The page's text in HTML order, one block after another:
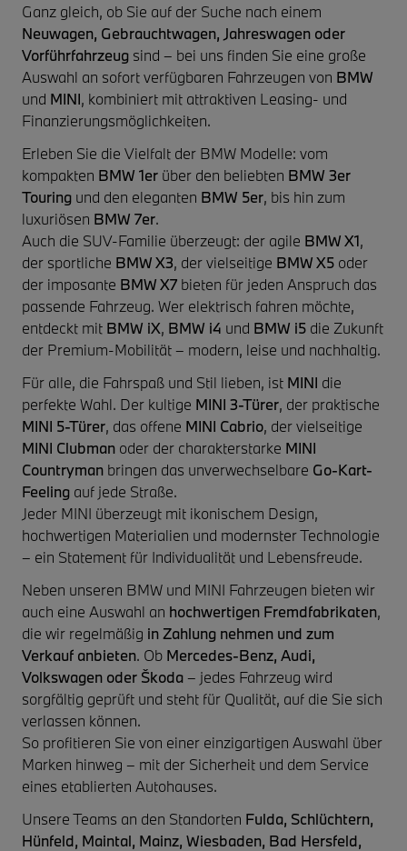
Ganz gleich, ob Sie auf der Suche nach einem
Neuwagen, Gebrauchtwagen, Jahreswagen oder
Vorführfahrzeug sind – bei uns finden Sie eine große
Auswahl an sofort verfügbaren Fahrzeugen von BMW
und MINI, kombiniert mit attraktiven Leasing- und
Finanzierungsmöglichkeiten.
Erleben Sie die Vielfalt der BMW Modelle: vom
kompakten BMW 1er über den beliebten BMW 3er
Touring und den eleganten BMW 5er, bis hin zum
luxuriösen BMW 7er.
Auch die SUV-Familie überzeugt: der agile BMW X1,
der sportliche BMW X3, der vielseitige BMW X5 oder
der imposante BMW X7 bieten für jeden Anspruch das
passende Fahrzeug. Wer elektrisch fahren möchte,
entdeckt mit BMW iX, BMW i4 und BMW i5 die Zukunft
der Premium-Mobilität – modern, leise und nachhaltig.
Für alle, die Fahrspaß und Stil lieben, ist MINI die
perfekte Wahl. Der kultige MINI 3-Türer, der praktische
MINI 5-Türer, das offene MINI Cabrio, der vielseitige
MINI Clubman oder der charakterstarke MINI
Countryman bringen das unverwechselbare Go-Kart-
Feeling auf jede Straße.
Jeder MINI überzeugt mit ikonischem Design,
hochwertigen Materialien und modernster Technologie
– ein Statement für Individualität und Lebensfreude.
Neben unseren BMW und MINI Fahrzeugen bieten wir
auch eine Auswahl an hochwertigen Fremdfabrikaten,
die wir regelmäßig in Zahlung nehmen und zum
Verkauf anbieten. Ob Mercedes-Benz, Audi,
Volkswagen oder Škoda– jedes Fahrzeug wird
sorgfältig geprüft und steht für Qualität, auf die Sie sich
verlassen können.
So profitieren Sie von einer einzigartigen Auswahl über
Marken hinweg – mit der Sicherheit und dem Service
eines etablierten Autohauses.
Unsere Teams an den Standorten Fulda, Schlüchtern,
Hünfeld, Maintal, Mainz, Wiesbaden, Bad Hersfeld,